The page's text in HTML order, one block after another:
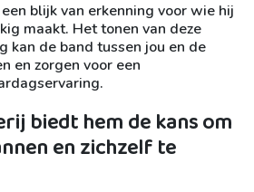
blijk van erkenning voor wie hij
maakt. Het tonen van deze
kan de band tussen jou en de
en zorgen voor een
biedt hem de kans om
en zichzelf te